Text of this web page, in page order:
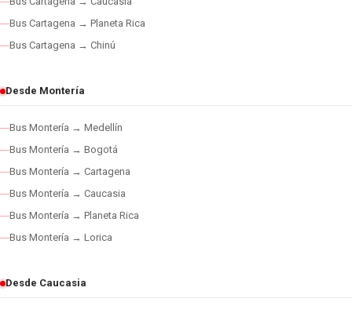
Bus Cartagena → Planeta Rica
Bus Cartagena → Chinú
Desde Montería
Bus Montería → Medellín
Bus Montería → Bogotá
Bus Montería → Cartagena
Bus Montería → Caucasia
Bus Montería → Planeta Rica
Bus Montería → Lorica
Desde Caucasia